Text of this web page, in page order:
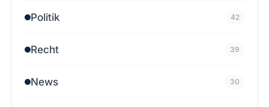
Politik 42
Recht 39
News 30